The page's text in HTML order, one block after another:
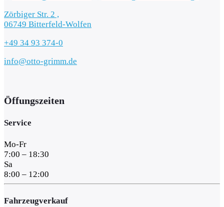
Zörbiger Str. 2 ,
06749 Bitterfeld-Wolfen
+49 34 93 374-0
info@otto-grimm.de
Öffungszeiten
Service
Mo-Fr
7:00 – 18:30
Sa
8:00 – 12:00
Fahrzeugverkauf